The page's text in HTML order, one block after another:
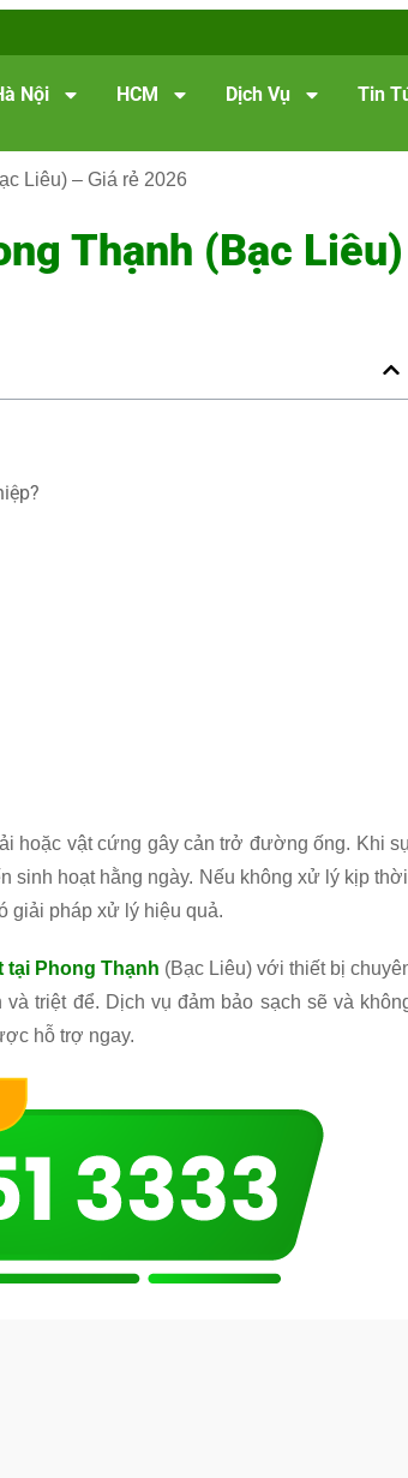
Nội HCM Dịch Vụ Tin
Liêu) – Giá rẻ 2026
Thạnh (Bạc Liêu)
hoặc vật cứng gây cản trở đường ống. Khi
sinh hoạt hằng ngày. Nếu không xử lý kịp
giải pháp xử lý hiệu quả.
tại Phong Thạnh (Bạc Liêu) với thiết bị
triệt để. Dịch vụ đảm bảo sạch sẽ và
hỗ trợ ngay.